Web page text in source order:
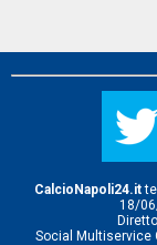
CalcioNapoli24.it
18/
Social Multiservice